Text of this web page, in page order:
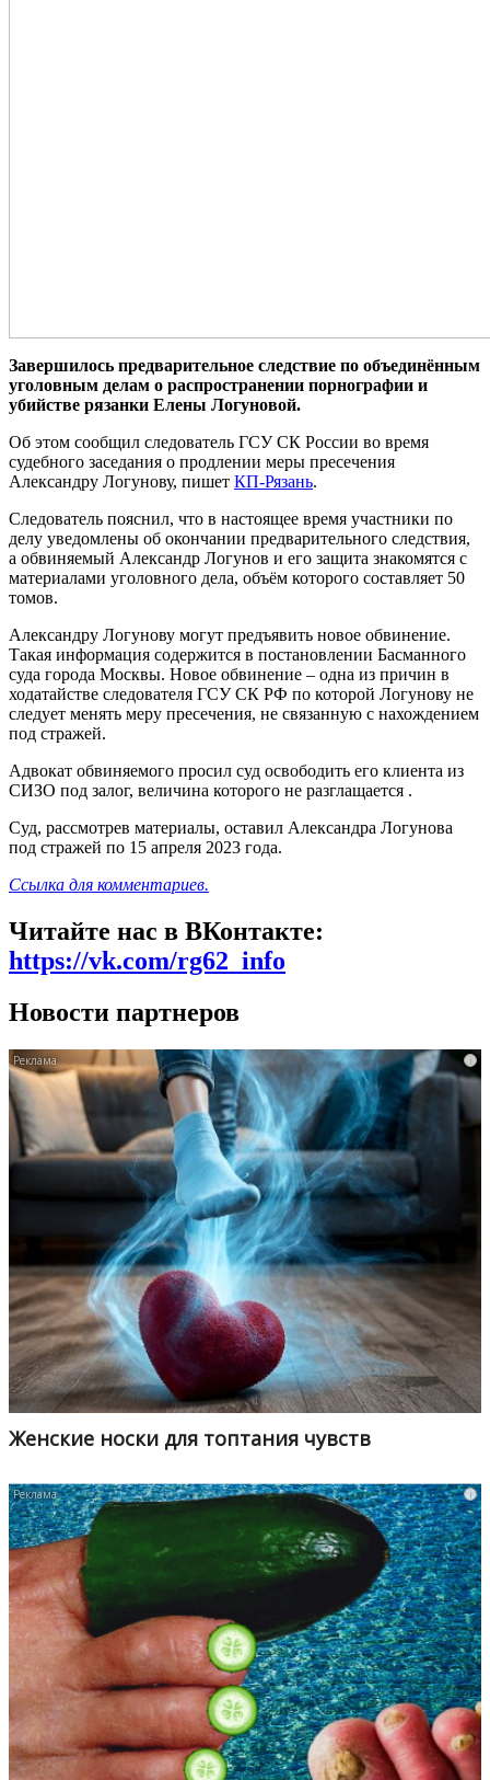
Завершилось предварительное следствие по объединённым
уголовным делам о распространении порнографии и
убийстве рязанки Елены Логуновой.
Об этом сообщил следователь ГСУ СК России во время
судебного заседания о продлении меры пресечения
Александру Логунову, пишет КП-Рязань.
Следователь пояснил, что в настоящее время участники по
делу уведомлены об окончании предварительного следствия,
а обвиняемый Александр Логунов и его защита знакомятся с
материалами уголовного дела, объём которого составляет 50
томов.
Александру Логунову могут предъявить новое обвинение.
Такая информация содержится в постановлении Басманного
суда города Москвы. Новое обвинение – одна из причин в
ходатайстве следователя ГСУ СК РФ по которой Логунову не
следует менять меру пресечения, не связанную с нахождением
под стражей.
Адвокат обвиняемого просил суд освободить его клиента из
СИЗО под залог, величина которого не разглащается .
Суд, рассмотрев материалы, оставил Александра Логунова
под стражей по 15 апреля 2023 года.
Ссылка для комментариев.
Читайте нас в ВКонтакте:
https://vk.com/rg62_info
Новости партнеров
i
Женские носки для топтания чувств
i